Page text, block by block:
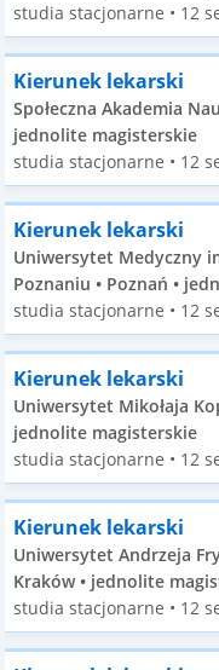
studia stacjonarne • 12
Kierunek lekarski
Społeczna Akademia
jednolite magisterskie
studia stacjonarne • 12
Kierunek lekarski
Uniwersytet Medyczny
Poznaniu • Poznań •
studia stacjonarne • 12
Kierunek lekarski
Uniwersytet Mikołaja
jednolite magisterskie
studia stacjonarne • 12
Kierunek lekarski
Uniwersytet Andrzeja
Kraków • jednolite
studia stacjonarne • 12